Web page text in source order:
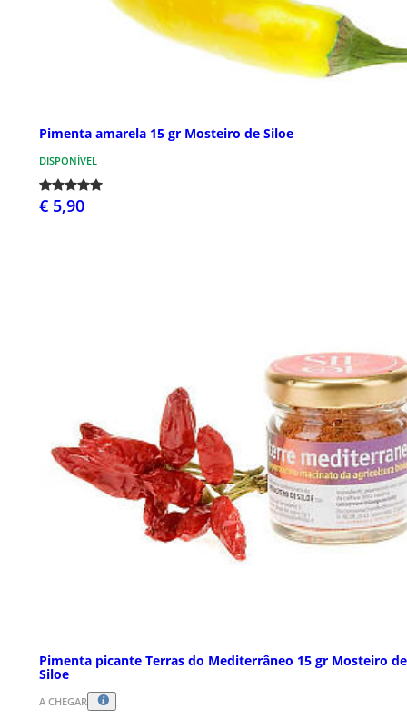
Pimenta amarela 15 gr Mosteiro de Siloe
DISPONÍVEL
€ 5,90
Pimenta picante Terras do Mediterrâneo 15 gr Mosteiro de
Siloe
A CHEGAR